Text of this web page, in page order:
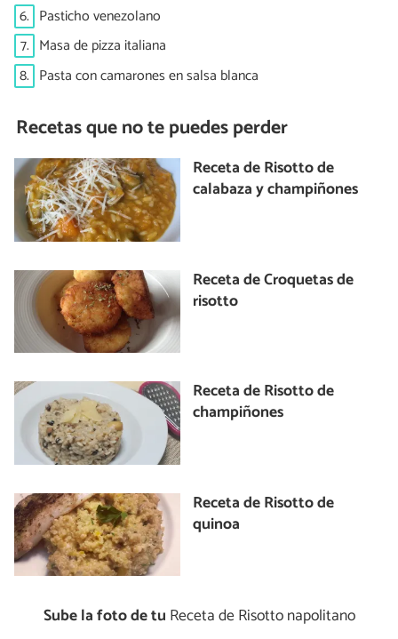
6. Pasticho venezolano
7. Masa de pizza italiana
8. Pasta con camarones en salsa blanca
Recetas que no te puedes perder
Receta de Risotto de
calabaza y champiñones
Receta de Croquetas de
risotto
Receta de Risotto de
champiñones
Receta de Risotto de
quinoa
Sube la foto de tu Receta de Risotto napolitano